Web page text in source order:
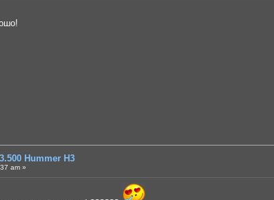
Hummer H3
am »